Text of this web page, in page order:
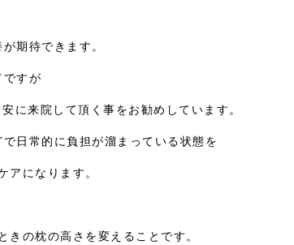
期待できます。
ですが
に来院して頂く事をお勧めしています。
日常的に負担が溜まっている状態を
アになります。
きの枕の高さを変えることです。